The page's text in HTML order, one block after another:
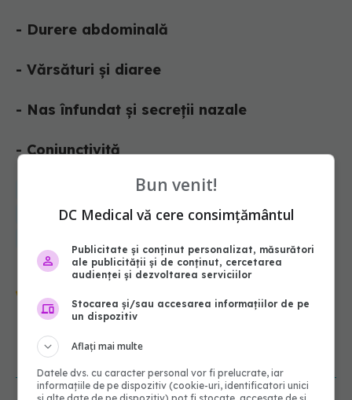
- Durere abdominală
- Vărsături și diaree
- Nas înfundat și secreții nazale
- Conjunctivită
vedete olivia steer
stiri vedete cancan dare albe avion
dare condensare
Urmărește-ne și pe Google News -
abonează‑te!
NOUTĂȚI
Bun venit!
DC Medical vă cere consimțământul
Publicitate și conținut personalizat, măsurători
ale publicității și de conținut, cercetarea
audienței și dezvoltarea serviciilor
Stocarea și/sau accesarea informațiilor de pe
un dispozitiv
Aflați mai multe
Datele dvs. cu caracter personal vor fi prelucrate, iar
informațiile de pe dispozitiv (cookie-uri, identificatori unici